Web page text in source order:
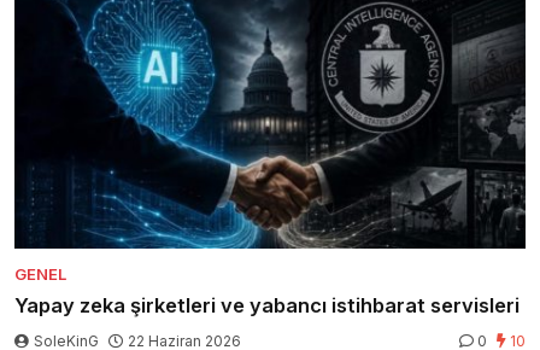
GENEL
Yapay zeka şirketleri ve yabancı istihbarat servisleri
SoleKinG 22 Haziran 2026 0 10